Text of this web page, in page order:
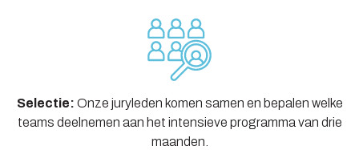
Selectie: Onze juryleden komen samen en bepalen welke
teams deelnemen aan het intensieve programma van drie
maanden.